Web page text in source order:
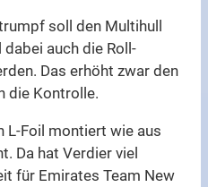
soll den Multihull
auch die Roll-
Das erhöht zwar den
die Kontrolle.
L-Foil montiert wie aus
Da hat Verdier viel
für Emirates Team New